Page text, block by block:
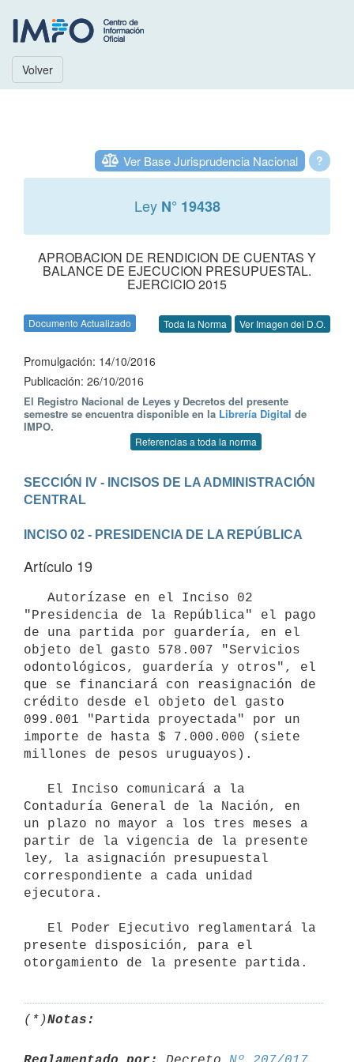
Volver
?
Ver Base Jurisprudencia Nacional
Ley N° 19438
APROBACION DE RENDICION DE CUENTAS Y
BALANCE DE EJECUCION PRESUPUESTAL.
EJERCICIO 2015
Documento Actualizado Toda la Norma Ver Imagen del D.O.
Promulgación: 14/10/2016
Publicación: 26/10/2016
El Registro Nacional de Leyes y Decretos del presente
semestre se encuentra disponible en la Librería Digital de
IMPO.
Referencias a toda la norma
SECCIÓN IV - INCISOS DE LA ADMINISTRACIÓN
INCISO 02 - PRESIDENCIA DE LA REPÚBLICA
Artículo 19
"Presidencia de la República" el pago
de una partida por guardería, en el
objeto del gasto 578.007 "Servicios
odontológicos, guardería y otros", el
que se financiará con reasignación de
crédito desde el objeto del gasto
099.001 "Partida proyectada" por un
importe de hasta $ 7.000.000 (siete
millones de pesos uruguayos).
Contaduría General de la Nación, en
un plazo no mayor a los tres meses a
partir de la vigencia de la presente
ley, la asignación presupuestal
correspondiente a cada unidad
ejecutora.
presente disposición, para el
(*)Notas: